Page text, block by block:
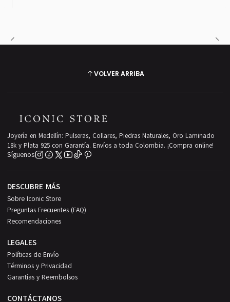
VOLVER ARRIBA
Joyería en Medellín: Pulseras, Collares, Piedras Naturales, Oro Laminado
18k y Plata 925 con Garantía. Envíos a toda Colombia. ¡Compra online!
Síguenos
DESCUBRE MÁS
Sobre Iconic Store
Preguntas Frecuentes (FAQ)
Recomendaciones
LEGALES
Políticas de Envío
Términos y Privacidad
Garantías y Reembolsos
CONTÁCTANOS